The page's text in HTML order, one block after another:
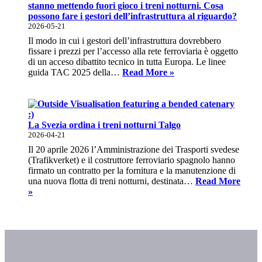
Engelsman
di
Sleeper
stanno mettendo fuori gioco i treni notturni. Cosa
possono fare i gestori dell’infrastruttura al riguardo?
2026-05-21
Il modo in cui i gestori dell’infrastruttura dovrebbero
fissare i prezzi per l’accesso alla rete ferroviaria è oggetto
di un acceso dibattito tecnico in tutta Europa. Le linee
guida TAC 2025 della… Read More »
di
alla
ferroviaria
stanno
mettendo
fuori
gioco
Cosa
La Svezia ordina i treni notturni Talgo
2026-04-21
Il 20 aprile 2026 l’Amministrazione dei Trasporti svedese
(Trafikverket) e il costruttore ferroviario spagnolo hanno
firmato un contratto per la fornitura e la manutenzione di
una nuova flotta di treni notturni, destinata… Read More
»
treni